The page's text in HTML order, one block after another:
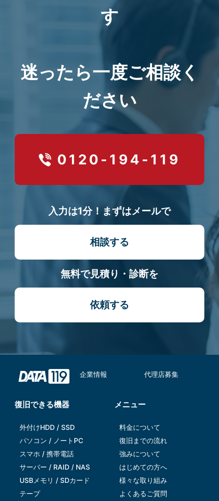
す
迷ったら一度ご相談く
ださい
0120-194-119
入力は1分！まずはメールで
相談する
無料で見積り・診断を
依頼する
企業情報 代理店募集
復旧できる機器
外付けHDD / SSD
パソコン / ノートPC
スマホ / 携帯電話
サーバー / RAID / NAS
USBメモリ / SDカード
テープ
メニュー
料金について
復旧までの流れ
強みについて
はじめての方へ
様々な取り組み
よくあるご質問